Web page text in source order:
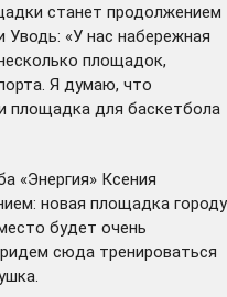
станет продолжением
Уводь: «У нас набережная
площадок,
Я думаю, что
площадка для баскетбола
«Энергия» Ксения
новая площадка городу
будет очень
сюда тренироваться